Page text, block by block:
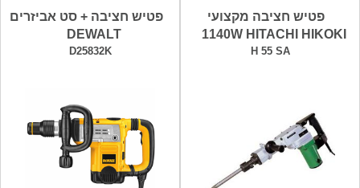
פטיש חציבה מקצועי
1140W HITACHI HIKOKI
H 55 SA
פטיש חציבה + סט אביזרים
DEWALT
D25832K